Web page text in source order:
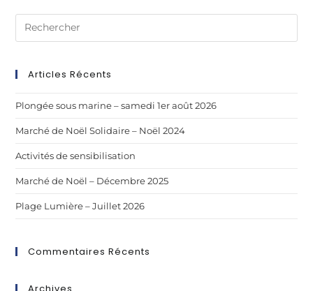
Articles Récents
Plongée sous marine – samedi 1er août 2026
Marché de Noël Solidaire – Noël 2024
Activités de sensibilisation
Marché de Noël – Décembre 2025
Plage Lumière – Juillet 2026
Commentaires Récents
Archives